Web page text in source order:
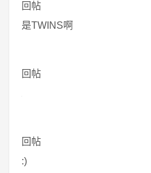
回帖
是TWINS啊
回帖
回帖
:)